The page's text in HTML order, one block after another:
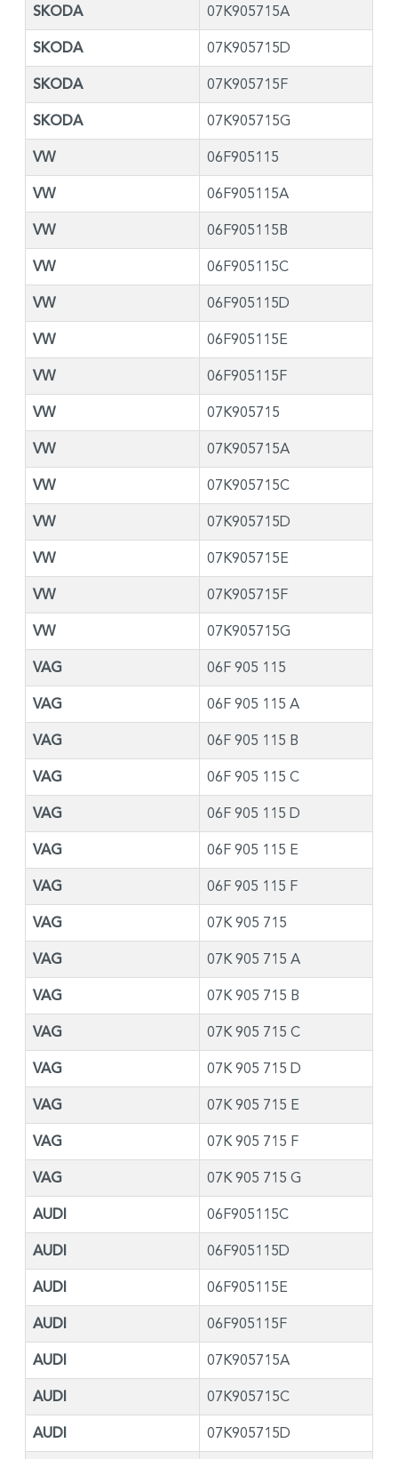
SKODA 07K905715A
SKODA 07K905715D
SKODA 07K905715F
SKODA 07K905715G
VW 06F905115
VW 06F905115A
VW 06F905115B
VW 06F905115C
VW 06F905115D
VW 06F905115E
VW 06F905115F
VW 07K905715
VW 07K905715A
VW 07K905715C
VW 07K905715D
VW 07K905715E
VW 07K905715F
VW 07K905715G
VAG 06F 905 115
VAG 06F 905 115 A
VAG 06F 905 115 B
VAG 06F 905 115 C
VAG 06F 905 115 D
VAG 06F 905 115 E
VAG 06F 905 115 F
VAG 07K 905 715
VAG 07K 905 715 A
VAG 07K 905 715 B
VAG 07K 905 715 C
VAG 07K 905 715 D
VAG 07K 905 715 E
VAG 07K 905 715 F
VAG 07K 905 715 G
AUDI 06F905115C
AUDI 06F905115D
AUDI 06F905115E
AUDI 06F905115F
AUDI 07K905715A
AUDI 07K905715C
AUDI 07K905715D